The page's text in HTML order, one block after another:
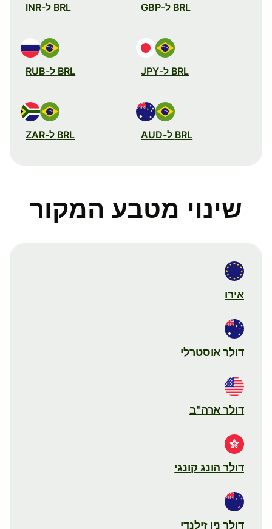
BRL ל-GBP BRL ל-INR
BRL ל-JPY BRL ל-RUB
BRL ל-AUD BRL ל-ZAR
שינוי מטבע המקור
אירו
דולר אוסטרלי
דולר ארה"ב
דולר הונג קונגי
דולר ניו זילנדי